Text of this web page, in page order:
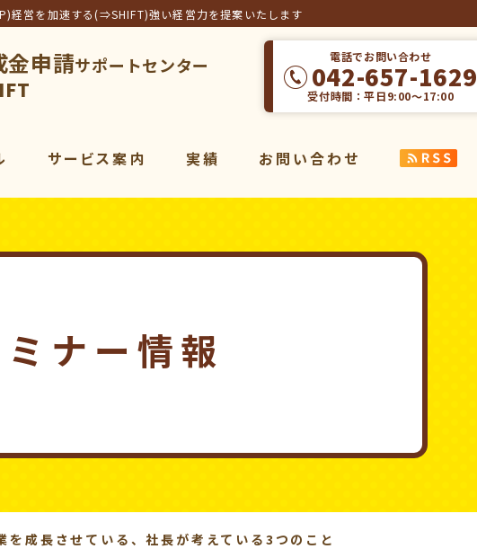
経営を加速する(⇒SHIFT)強い経営力を提案いたします
社
金申請サポートセンター 電話でお問い合わせ
042-657-1629
受付時間：平日9:00～17:00
サービス案内
サービス一覧
マーケティング
パワーシニア
実績 お問い合わせ
ナー情報
成長させている、社長が考えている3つのこと